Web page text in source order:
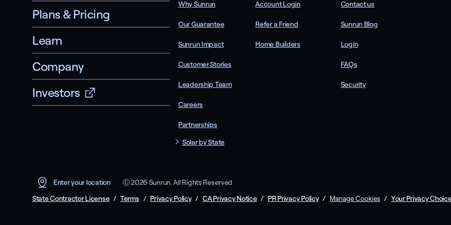
Plans & Pricing
Learn
Company
Investors
Why Sunrun
Our Guarantee
Sunrun Impact
Customer Stories
Leadership Team
Careers
Partnerships
Solar by State
Account Login
Refer a Friend
Home Builders
Contact us
Sunrun Blog
Login
FAQs
Security
Enter your location
Ⓒ 2026 Sunrun. All Rights Reserved
State Contractor License / Terms / Privacy Policy / CA Privacy Notice / PR Privacy Policy / Manage Cookies / Your Privacy